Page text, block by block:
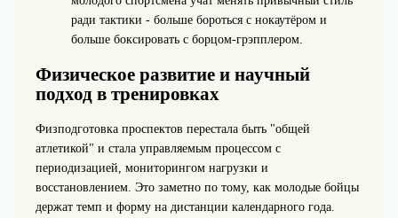
ради тактики - больше бороться с нокаутёром и
больше боксировать с борцом‑грэпплером.
Физическое развитие и научный
подход в тренировках
Физподготовка проспектов перестала быть "общей
атлетикой" и стала управляемым процессом с
периодизацией, мониторингом нагрузки и
восстановлением. Это заметно по тому, как молодые бойцы
держат темп и форму на дистанции календарного года.